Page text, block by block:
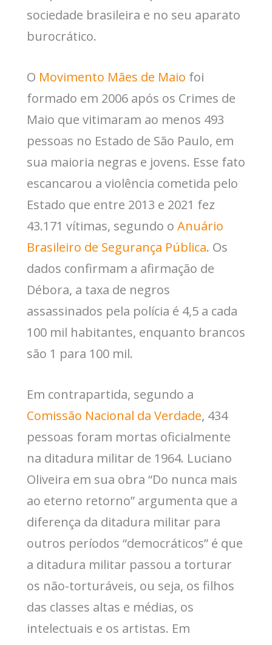
sociedade brasileira e no seu aparato
burocrático.
O Movimento Mães de Maio foi
formado em 2006 após os Crimes de
Maio que vitimaram ao menos 493
pessoas no Estado de São Paulo, em
sua maioria negras e jovens. Esse fato
escancarou a violência cometida pelo
Estado que entre 2013 e 2021 fez
43.171 vítimas, segundo o Anuário
Brasileiro de Segurança Pública. Os
dados confirmam a afirmação de
Débora, a taxa de negros
assassinados pela polícia é 4,5 a cada
100 mil habitantes, enquanto brancos
são 1 para 100 mil.
Em contrapartida, segundo a
Comissão Nacional da Verdade, 434
pessoas foram mortas oficialmente
na ditadura militar de 1964. Luciano
Oliveira em sua obra “Do nunca mais
ao eterno retorno” argumenta que a
diferença da ditadura militar para
outros períodos “democráticos” é que
a ditadura militar passou a torturar
os não-torturáveis, ou seja, os filhos
das classes altas e médias, os
intelectuais e os artistas. Em